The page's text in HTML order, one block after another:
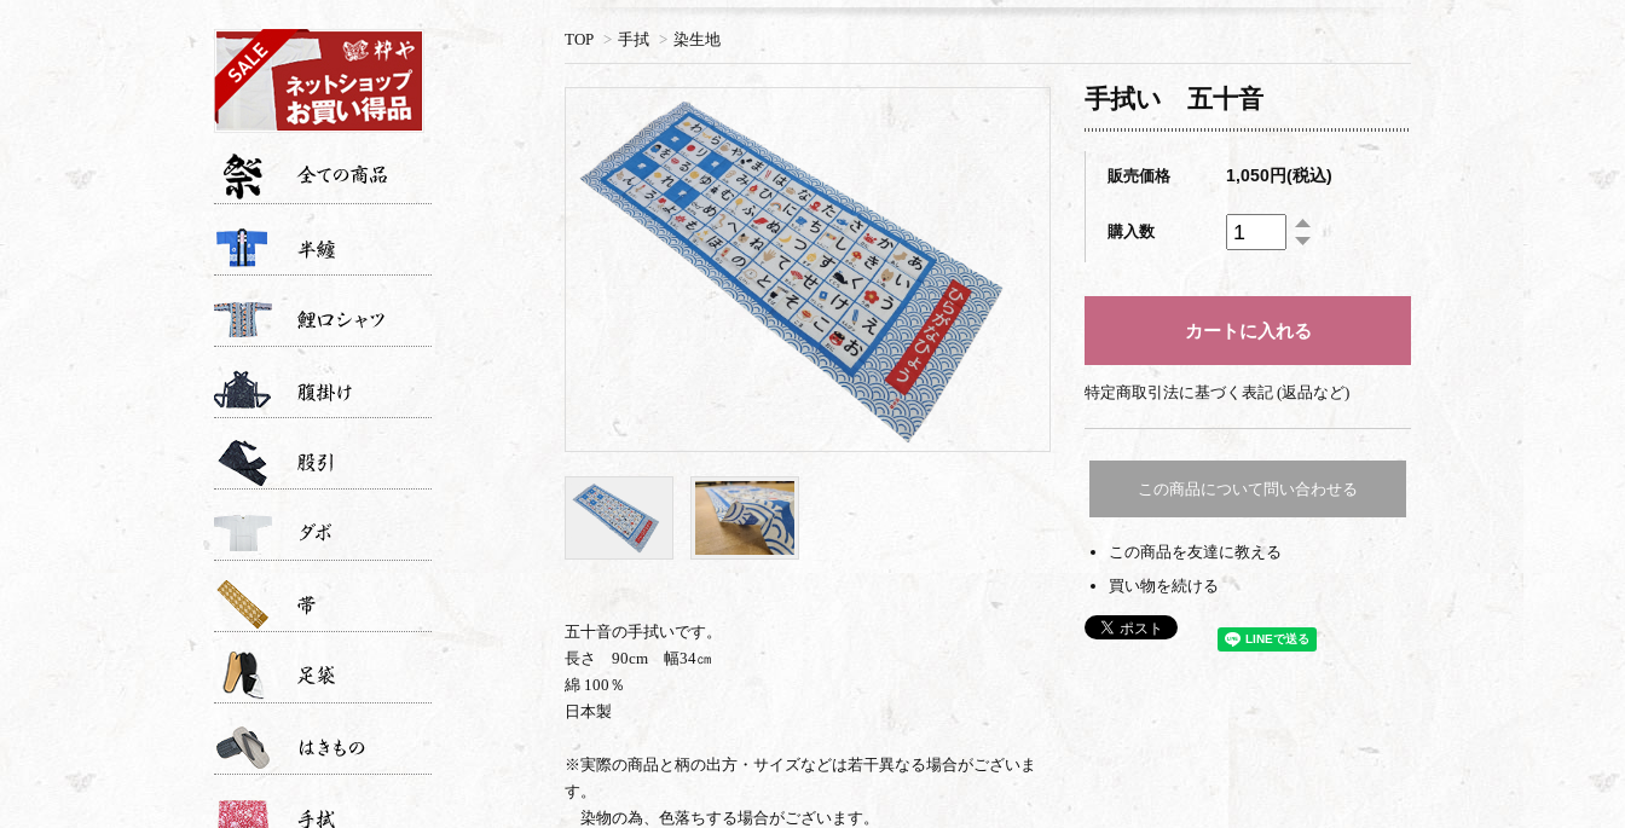
TOP > 手拭 > 染生地
手拭い 五十音
販売価格 1,050円(税込)
購入数
五十音の手拭いです。
長さ 90cm 幅34㎝
綿 100％
日本製
※実際の商品と柄の出方・サイズなどは若干異なる場合がございま
す。
染物の為、色落ちする場合がございます。
特定商取引法に基づく表記 (返品など)
この商品について問い合わせる
この商品を友達に教える
買い物を続ける